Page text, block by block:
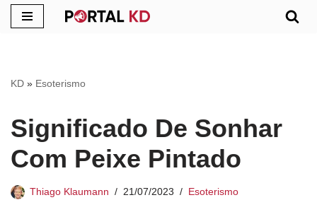
conteúdo
KD » Esoterismo
Significado De Sonhar
Com Peixe Pintado
Thiago Klaumann 21/07/2023 Esoterismo